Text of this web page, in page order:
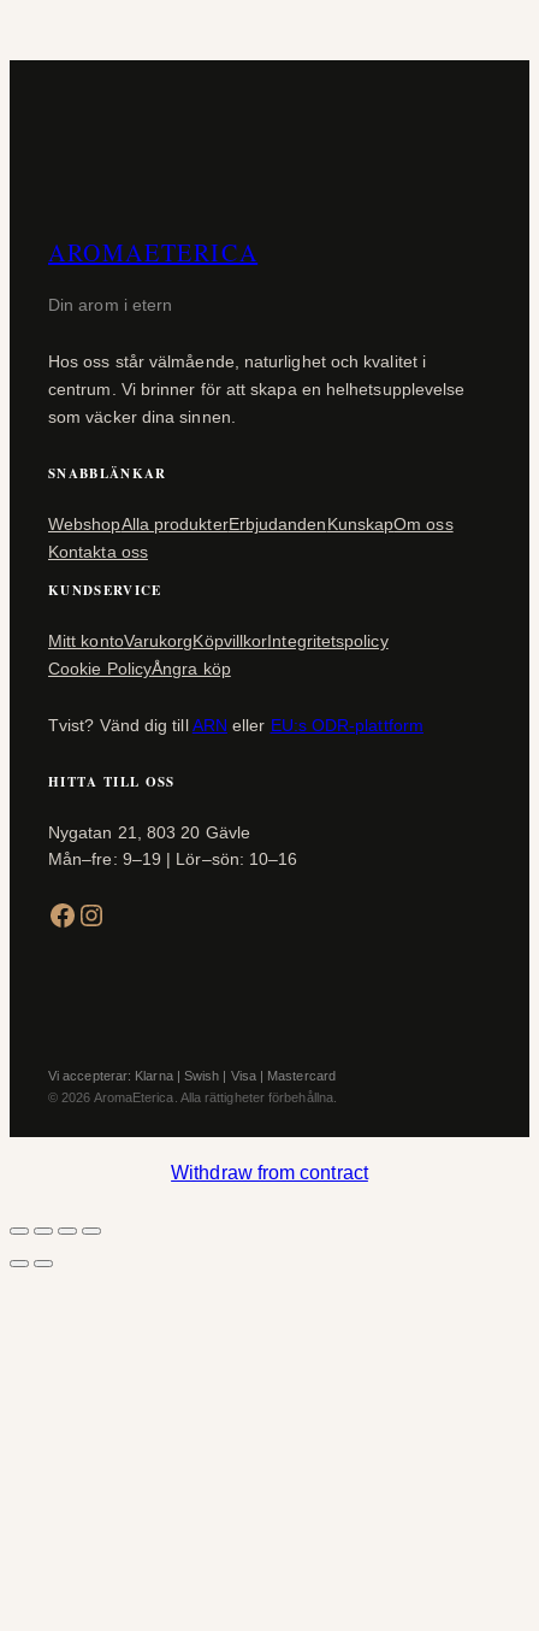
AROMAETERICA
Din arom i etern
Hos oss står välmående, naturlighet och kvalitet i
centrum. Vi brinner för att skapa en helhetsupplevelse
som väcker dina sinnen.
SNABBLÄNKAR
WebshopAlla produkterErbjudandenKunskapOm oss
Kontakta oss
KUNDSERVICE
Mitt kontoVarukorgKöpvillkorIntegritetspolicy
Cookie PolicyÅngra köp
Tvist? Vänd dig tillARN eller EU:s ODR-plattform
HITTA TILL OSS
Nygatan 21, 803 20 Gävle
Mån–fre: 9–19 | Lör–sön: 10–16
Facebook Instagram
Vi accepterar: Klarna | Swish | Visa | Mastercard
© 2026 AromaEterica. Alla rättigheter förbehållna.
Withdraw from contract